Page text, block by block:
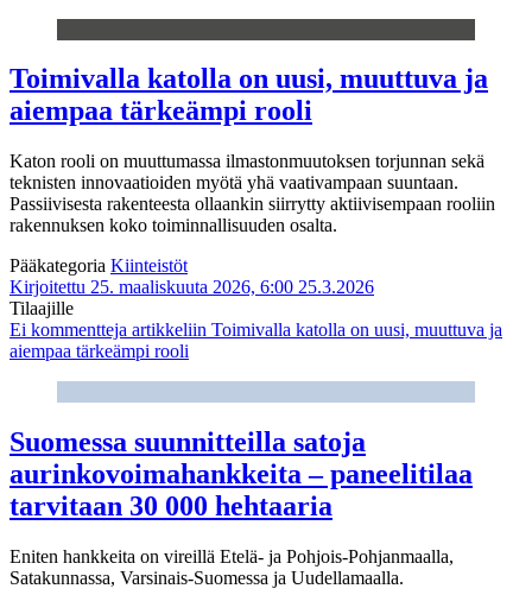
Toimivalla katolla on uusi, muuttuva ja
aiempaa tärkeämpi rooli
Katon rooli on muuttumassa ilmastonmuutoksen torjunnan sekä
teknisten innovaatioiden myötä yhä vaativampaan suuntaan.
Passiivisesta rakenteesta ollaankin siirrytty aktiivisempaan rooliin
rakennuksen koko toiminnallisuuden osalta.
Pääkategoria Kiinteistöt
Kirjoitettu 25. maaliskuuta 2026, 6:00 25.3.2026
Tilaajille
Ei kommentteja artikkeliin Toimivalla katolla on uusi, muuttuva ja
aiempaa tärkeämpi rooli
Suomessa suunnitteilla satoja
aurinkovoimahankkeita – paneelitilaa
tarvitaan 30 000 hehtaaria
Eniten hankkeita on vireillä Etelä- ja Pohjois-Pohjanmaalla,
Satakunnassa, Varsinais-Suomessa ja Uudellamaalla.